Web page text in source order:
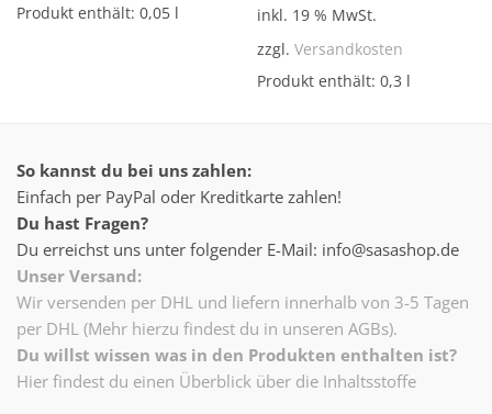
Produkt enthält: 0,05 l
inkl. 19 % MwSt.
zzgl. Versandkosten
Produkt enthält: 0,3 l
So kannst du bei uns zahlen:
Einfach per PayPal oder Kreditkarte zahlen!
Du hast Fragen?
Du erreichst uns unter folgender E-Mail: info@sasashop.de
Unser Versand:
Wir versenden per DHL und liefern innerhalb von 3-5 Tagen
per DHL (Mehr hierzu findest du in unseren AGBs).
Du willst wissen was in den Produkten enthalten ist?
Hier findest du einen Überblick über die Inhaltsstoffe